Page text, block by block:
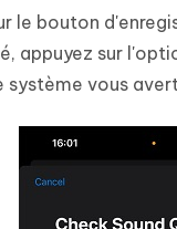
le bouton
appuyez sur
système vous